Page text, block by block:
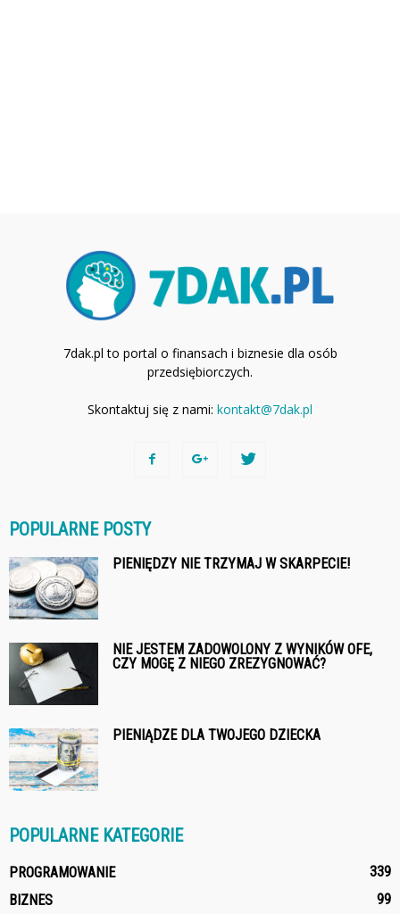
7dak.pl to portal o finansach i biznesie dla osób
przedsiębiorczych.
Skontaktuj się z nami: kontakt@7dak.pl
POPULARNE POSTY
PIENIĘDZY NIE TRZYMAJ W SKARPECIE!
NIE JESTEM ZADOWOLONY Z WYNIKÓW OFE,
CZY MOGĘ Z NIEGO ZREZYGNOWAĆ?
PIENIĄDZE DLA TWOJEGO DZIECKA
POPULARNE KATEGORIE
PROGRAMOWANIE
339
BIZNES
99